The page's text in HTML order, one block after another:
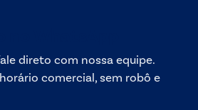
direto com nossa equipe.
comercial, sem robô e